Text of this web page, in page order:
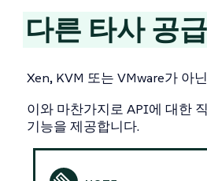
다른 타사 공
Xen, KVM 또는 VMware가 아
이와 마찬가지로 API에 대한
기능을 제공합니다.